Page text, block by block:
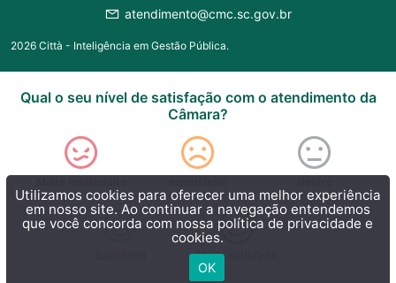
atendimento@cmc.sc.gov.br
2026 Città - Inteligência em Gestão Pública.
Utilizamos cookies para oferecer uma melhor experiência
em nosso site. Ao continuar a navegação entendemos
que você concorda com nossa política de privacidade e
cookies.
OK
Qual o seu nível de satisfação com o atendimento da
Câmara?
Muito satisfeito